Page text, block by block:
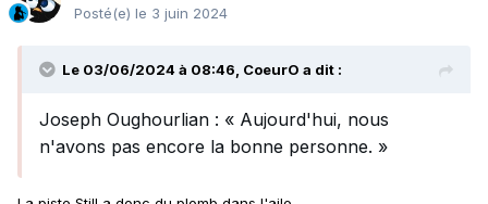
Posté(e) le 3 juin 2024
Le 03/06/2024 à 08:46, CoeurO a dit :
Joseph Oughourlian : « Aujourd'hui, nous
n'avons pas encore la bonne personne. »